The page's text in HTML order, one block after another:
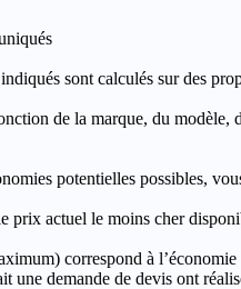
sont calculés sur des
de la marque, du
potentielles possibles,
actuel le moins cher
correspond à l’économie
demande de devis ont